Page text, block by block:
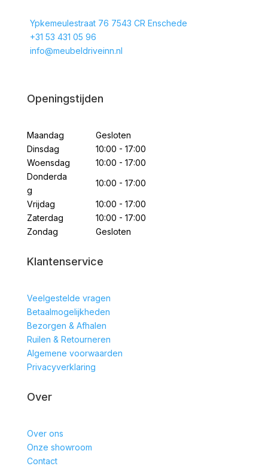
Ypkemeulestraat 76 7543 CR Enschede
+31 53 431 05 96
info@meubeldriveinn.nl
Openingstijden
Maandag
Gesloten
Dinsdag
10:00 - 17:00
Woensdag
10:00 - 17:00
Donderda
g
10:00 - 17:00
Vrijdag
10:00 - 17:00
Zaterdag
10:00 - 17:00
Zondag
Gesloten
Klantenservice
Veelgestelde vragen
Betaalmogelijkheden
Bezorgen & Afhalen
Ruilen & Retourneren
Algemene voorwaarden
Privacyverklaring
Over
Over ons
Onze showroom
Contact